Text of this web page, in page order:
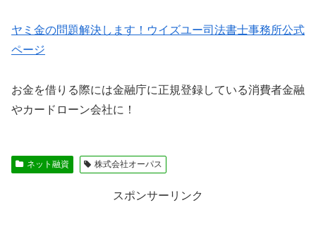
ヤミ金の問題解決します！ウイズユー司法書士事務所公式
ページ
お金を借りる際には金融庁に正規登録している消費者金融
やカードローン会社に！
ネット融資 株式会社オーパス
スポンサーリンク